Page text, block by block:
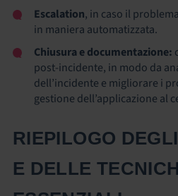
Escalation, in caso il
in maniera automatizzata.
Chiusura e documentazione:
post-incidente, in modo da
dell’incidente e migliorare i
gestione dell’applicazione al
RIEPILOGO
E DELLE